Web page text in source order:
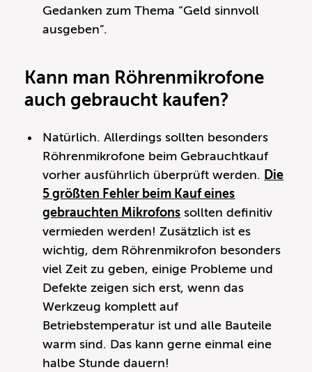
Gedanken zum Thema “Geld sinnvoll
ausgeben”.
Kann man Röhrenmikrofone
auch gebraucht kaufen?
Natürlich. Allerdings sollten besonders
Röhrenmikrofone beim Gebrauchtkauf
vorher ausführlich überprüft werden. Die
5 größten Fehler beim Kauf eines
gebrauchten Mikrofons sollten definitiv
vermieden werden! Zusätzlich ist es
wichtig, dem Röhrenmikrofon besonders
viel Zeit zu geben, einige Probleme und
Defekte zeigen sich erst, wenn das
Werkzeug komplett auf
Betriebstemperatur ist und alle Bauteile
warm sind. Das kann gerne einmal eine
halbe Stunde dauern!